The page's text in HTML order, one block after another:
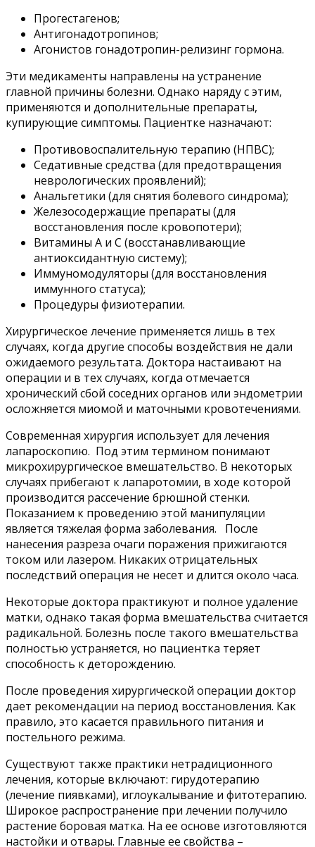
Прогестагенов;
Антигонадотропинов;
Агонистов гонадотропин-релизинг гормона.
Эти медикаменты направлены на устранение
главной причины болезни. Однако наряду с этим,
применяются и дополнительные препараты,
купирующие симптомы. Пациентке назначают:
Противовоспалительную терапию (НПВС);
Седативные средства (для предотвращения
неврологических проявлений);
Анальгетики (для снятия болевого синдрома);
Железосодержащие препараты (для
восстановления после кровопотери);
Витамины А и С (восстанавливающие
антиоксидантную систему);
Иммуномодуляторы (для восстановления
иммунного статуса);
Процедуры физиотерапии.
Хирургическое лечение применяется лишь в тех
случаях, когда другие способы воздействия не дали
ожидаемого результата. Доктора настаивают на
операции и в тех случаях, когда отмечается
хронический сбой соседних органов или эндометрии
осложняется миомой и маточными кровотечениями.
Современная хирургия использует для лечения
лапароскопию. Под этим термином понимают
микрохирургическое вмешательство. В некоторых
случаях прибегают к лапаротомии, в ходе которой
производится рассечение брюшной стенки.
Показанием к проведению этой манипуляции
является тяжелая форма заболевания. После
нанесения разреза очаги поражения прижигаются
током или лазером. Никаких отрицательных
последствий операция не несет и длится около часа.
Некоторые доктора практикуют и полное удаление
матки, однако такая форма вмешательства считается
радикальной. Болезнь после такого вмешательства
полностью устраняется, но пациентка теряет
способность к деторождению.
После проведения хирургической операции доктор
дает рекомендации на период восстановления. Как
правило, это касается правильного питания и
постельного режима.
Существуют также практики нетрадиционного
лечения, которые включают: гирудотерапию
(лечение пиявками), иглоукалывание и фитотерапию.
Широкое распространение при лечении получило
растение боровая матка. На ее основе изготовляются
настойки и отвары. Главные ее свойства –